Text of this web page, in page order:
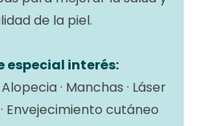
de la piel.
especial interés:
· Manchas · Láser
Envejecimiento cutáneo